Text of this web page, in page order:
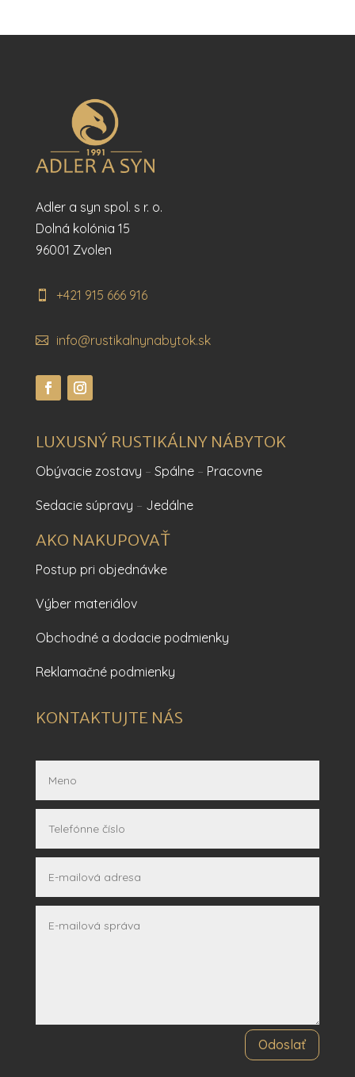
Adler a syn spol. s r. o.
Dolná kolónia 15
96001 Zvolen
+421 915 666 916
info@rustikalnynabytok.sk
LUXUSNÝ RUSTIKÁLNY NÁBYTOK
Obývacie zostavy – Spálne– Pracovne
Sedacie súpravy – Jedálne
AKO NAKUPOVAŤ
Postup pri objednávke
Výber materiálov
Obchodné a dodacie podmienky
Reklamačné podmienky
KONTAKTUJTE NÁS
Odoslať